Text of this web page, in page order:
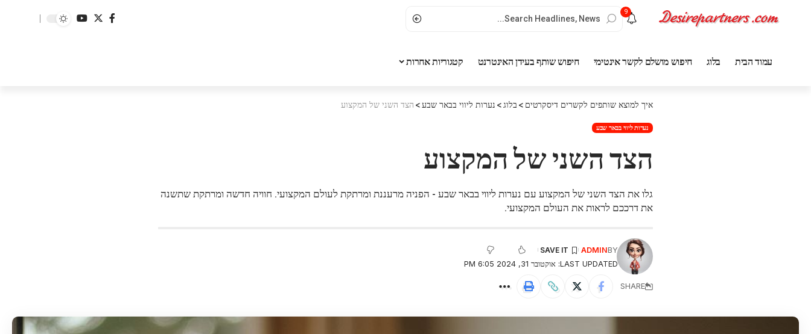
9
עמוד הבית בלוג חיפוש מושלם לקשר אינטימי חיפוש שותף בעידן האינטרנט קטגוריות אחרות
איך למוצא שותפים לקשרים דיסקרטים > בלוג> נערות ליווי בבאר שבע> הצד השני של המקצוע
נערות ליווי בבאר שבע
הצד השני של המקצוע
גלו את הצד השני של המקצוע עם נערות ליווי בבאר שבע - הפניה מרעננת ומרתקת לעולם המקצועי. חוויה חדשה ומרתקת שתשנה
את דרככם לראות את העולם המקצועי.
LAST UPDATED: אוקטובר 31, 2024 6:05 PM
BY
ADMIN
SHARE